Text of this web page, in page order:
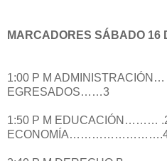
MARCADORES SÁBADO 16
1:00 P M ADMINISTRACIÓN…
EGRESADOS……3
1:50 P M EDUCACIÓN………